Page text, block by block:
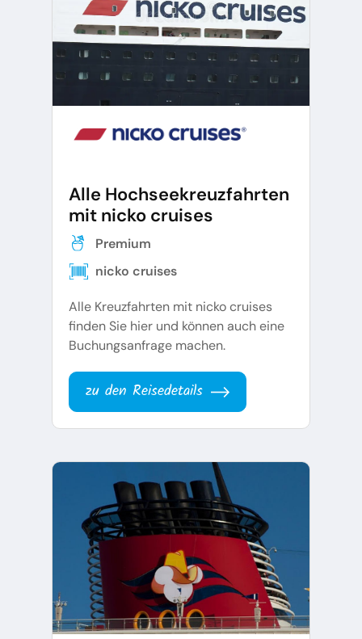
Alle Hochseekreuzfahrten
mit nicko cruises
Premium
nicko cruises
Alle Kreuzfahrten mit nicko cruises
finden Sie hier und können auch eine
Buchungsanfrage machen.
zu den Reisedetails